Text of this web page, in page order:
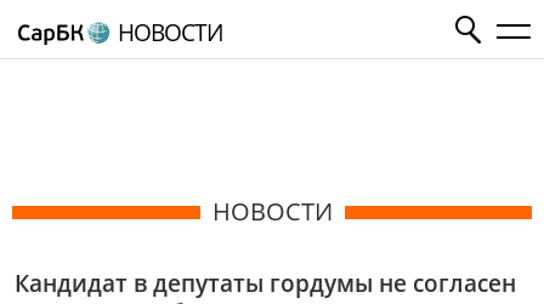
НОВОСТИ
НОВОСТИ
Кандидат в депутаты гордумы не согласен